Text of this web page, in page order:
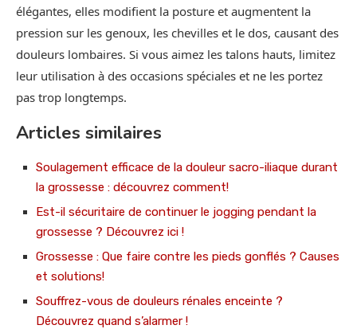
élégantes, elles modifient la posture et augmentent la
pression sur les genoux, les chevilles et le dos, causant des
douleurs lombaires. Si vous aimez les talons hauts, limitez
leur utilisation à des occasions spéciales et ne les portez
pas trop longtemps.
Articles similaires
Soulagement efficace de la douleur sacro-iliaque durant
la grossesse : découvrez comment!
Est-il sécuritaire de continuer le jogging pendant la
grossesse ? Découvrez ici !
Grossesse : Que faire contre les pieds gonflés ? Causes
et solutions!
Souffrez-vous de douleurs rénales enceinte ?
Découvrez quand s’alarmer !